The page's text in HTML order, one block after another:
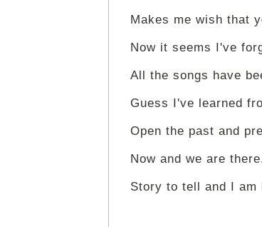
Makes me wish that
Now it seems I've
All the songs have
Guess I've learned
Open the past and
Now and we are
Story to tell and I am